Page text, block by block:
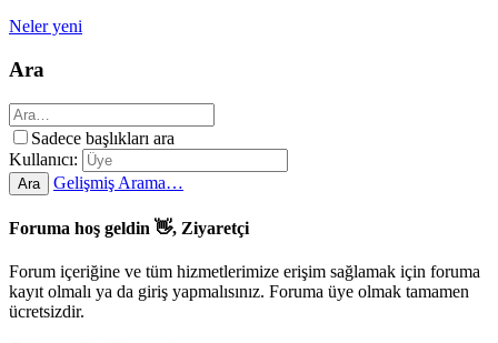
Neler yeni
Ara
Sadece başlıkları ara
Kullanıcı:
Ara Gelişmiş Arama…
Foruma hoş geldin 👋, Ziyaretçi
Forum içeriğine ve tüm hizmetlerimize erişim sağlamak için foruma
kayıt olmalı ya da giriş yapmalısınız. Foruma üye olmak tamamen
ücretsizdir.